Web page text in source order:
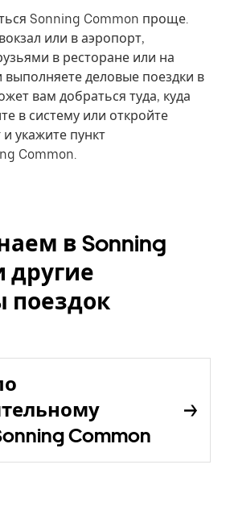
Sonning Common проще.
или в аэропорт,
в ресторане или на
деловые поездки в
вам добраться туда, куда
в систему или откройте
укажите пункт
Common.
в Sonning
другие
поездок
Common